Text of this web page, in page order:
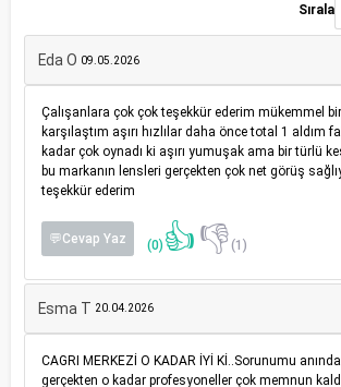
Sırala
Eda O 09.05.2026
Çalışanlara çok çok teşekkür ederim mükemmel
karşılaştım aşırı hızlılar daha önce total 1 aldım
kadar çok oynadı ki aşırı yumuşak ama bir türlü
bu markanın lensleri gerçekten çok net görüş
teşekkür ederim
💬Cevap Yaz (0) 👍👎(1)
Esma T 20.04.2026
CAGRI MERKEZİ O KADAR İYİ Kİ..Sorunumu
gerçekten o kadar profesyoneller çok memnun